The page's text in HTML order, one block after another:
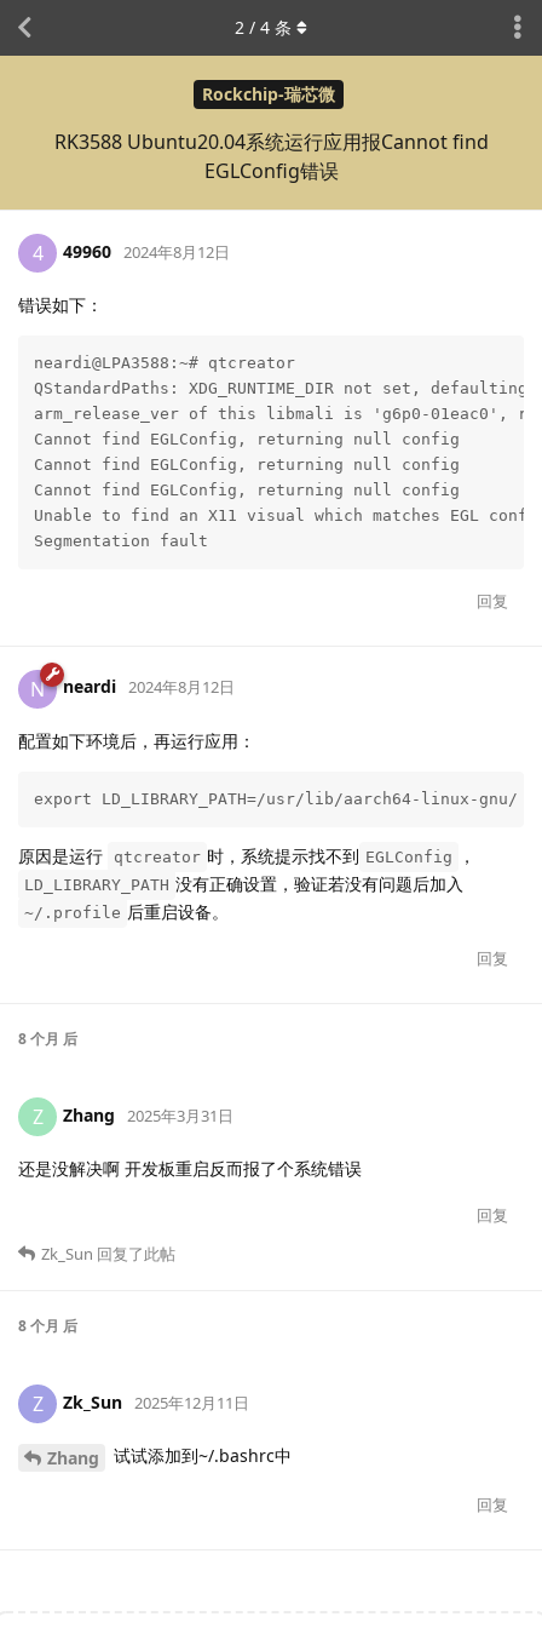
Rockchip-瑞芯微
RK3588 Ubuntu20.04系统运行应用报Cannot find
EGLConfig错误
2 / 4 条
4 49960 2024年8月12日
错误如下：
neardi@LPA3588:~# qtcreator
QStandardPaths: XDG_RUNTIME_DIR not set,
arm_release_ver of this libmali is 'g6p0-01eac0',
Cannot find EGLConfig, returning null config
Cannot find EGLConfig, returning null config
Cannot find EGLConfig, returning null config
Unable to find an X11 visual which matches EGL
Segmentation fault
回复
N neardi 2024年8月12日
配置如下环境后，再运行应用：
export LD_LIBRARY_PATH=/usr/lib/aarch64-linux-gnu/
原因是运行 qtcreator 时，系统提示找不到 EGLConfig ，
LD_LIBRARY_PATH 没有正确设置，验证若没有问题后加入
~/.profile 后重启设备。
回复
8 个月 后
Z Zhang 2025年3月31日
还是没解决啊 开发板重启反而报了个系统错误
回复
Zk_Sun 回复了此帖
8 个月 后
Z Zk_Sun 2025年12月11日
Zhang 试试添加到~/.bashrc中
回复